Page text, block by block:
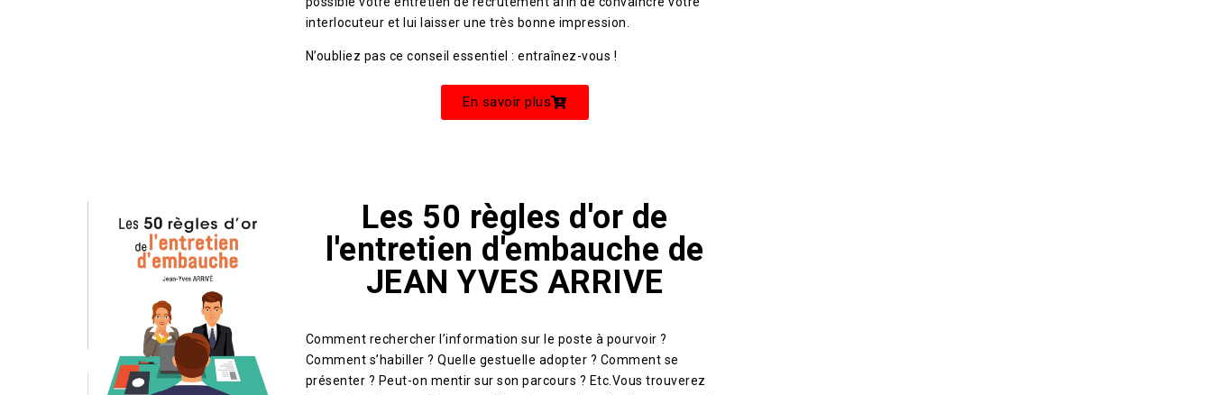
interlocuteur et lui laisser une très bonne impression.
N’oubliez pas ce conseil essentiel : entraînez-vous !
En savoir plus
Les 50 règles d'or de
l'entretien d'embauche de
JEAN YVES ARRIVE
Comment rechercher l’information sur le poste à pourvoir ?
Comment s’habiller ? Quelle gestuelle adopter ? Comment se
présenter ? Peut-on mentir sur son parcours ? Etc. Vous trouverez